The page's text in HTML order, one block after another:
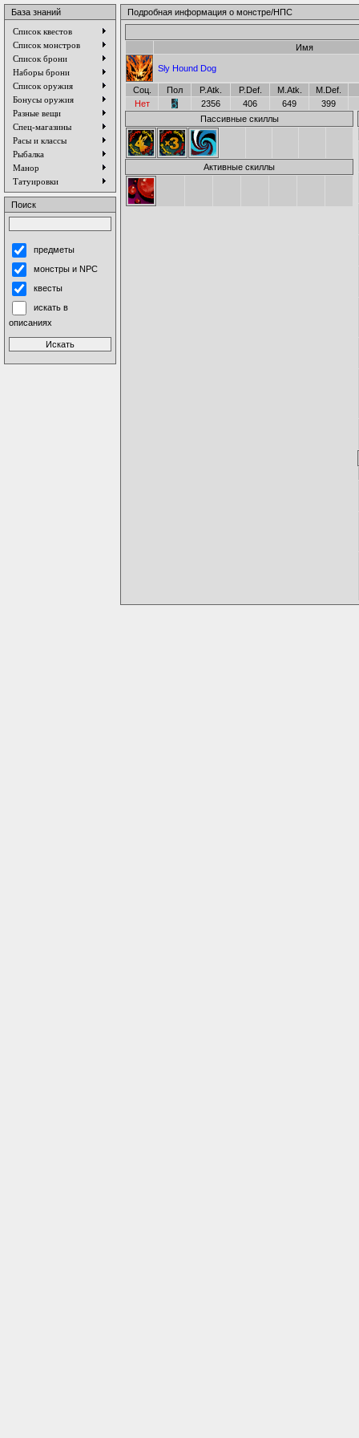
База знаний
Список квестов
Список монстров
Список брони
Наборы брони
Список оружия
Бонусы оружия
Разные вещи
Спец-магазины
Расы и классы
Рыбалка
Манор
Татуировки
Поиск
предметы
монстры и NPC
квесты
искать в
описаниях
Подробная информация о монстре/НПС
Имя
Sly Hound Dog
Соц. Пол P.Atk. P.Def. M.Atk.
M.Def.
Нет
2356 406 649
399
Пассивные скиллы
Активные скиллы